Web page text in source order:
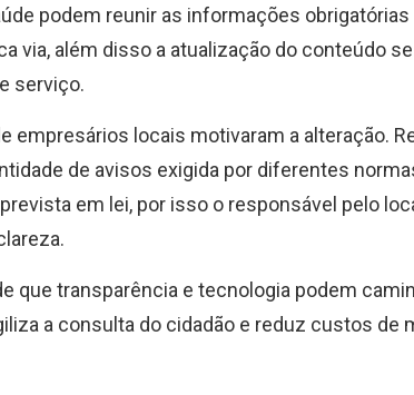
podem reunir as informações
via, além disso a atualização do conteúdo
serviço.
empresários locais motivaram a alteração.
de avisos exigida por diferentes
em lei, por isso o responsável pelo
que transparência e tecnologia podem
a consulta do cidadão e reduz custos de